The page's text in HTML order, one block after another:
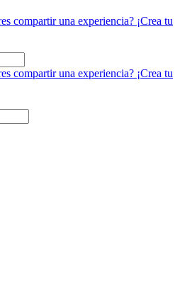
compartir una experiencia? ¡Crea tu
compartir una experiencia? ¡Crea tu